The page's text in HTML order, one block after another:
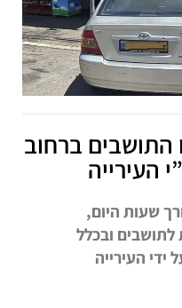
התושבים ברחוב
העירייה
שעות היום,
ובכלל
העירייה